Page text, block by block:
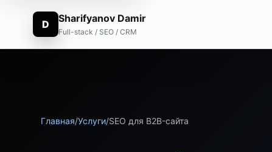
D Sharifyanov Damir
Full-stack / SEO / CRM
Главная/Услуги/SEO для B2B-сайта